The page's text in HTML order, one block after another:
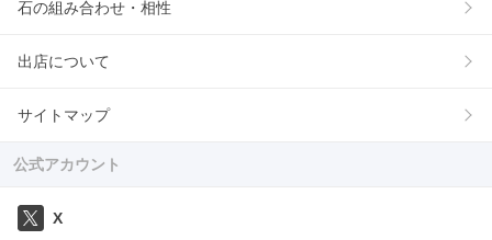
石の組み合わせ・相性
出店について
サイトマップ
公式アカウント
X